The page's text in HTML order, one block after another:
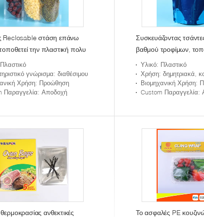
Reclosable στάση επάνω
την πλαστική πολυ
κλειδαριών φερμουάρ
σε σάκκογνώρισμα: διαθέσιμου
Χρήση: Προώθηση
Παραγγελία: Αποδοχή
Συσκευάζοντας
βαθμού τροφίμων,
στρώματα τσάντες
αλουμινίου απόδειξης
φερμουάρ
Υλικό: Πλαστικό
Χρήση: δημητριακά,
Βιομηχανική Χρήση:
Custom Παραγγελία:
ανθεκτικές
Το ασφαλές PE